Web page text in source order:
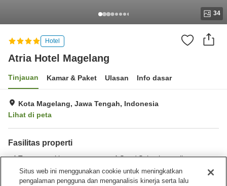
34
Hotel
Atria Hotel Magelang
Tinjauan Kamar & Paket Ulasan Info dasar
Kota Magelang, Jawa Tengah, Indonesia
Lihat di peta
Fasilitas properti
Tempat parkir
Spa / Salon kecantikan
Restoran
Bar
Situs web ini menggunakan cookie untuk meningkatkan
pengalaman pengguna dan menganalisis kinerja serta lalu